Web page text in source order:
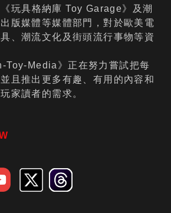
玩具格納庫 Toy Garage》及潮
版媒體等媒體部門，對於歐美電
、潮流文化及街頭流行事物等資
Toy-Media》正在努力嘗試把每
且推出更多有趣、有用的內容和
家讀者的需求。